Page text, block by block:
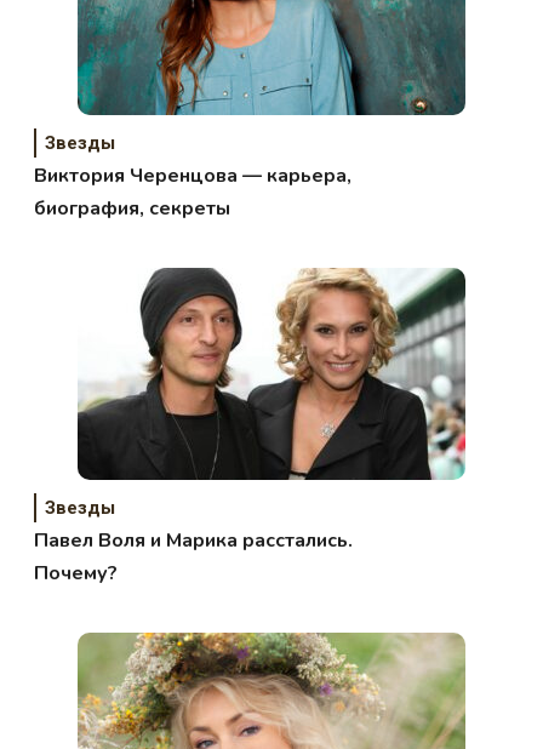
Звезды
Виктория Черенцова — карьера,
биография, секреты
Звезды
Павел Воля и Марика расстались.
Почему?